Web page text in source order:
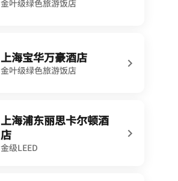
金叶级绿色旅游饭店
上海宝华万豪酒店
金叶级绿色旅游饭店
上海浦东丽思卡尔顿酒
店
金级LEED